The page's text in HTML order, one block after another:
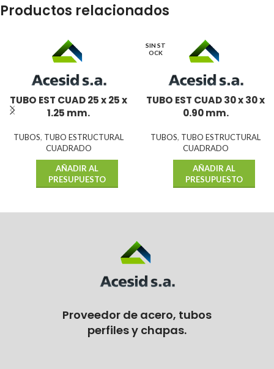
Productos relacionados
TUBO EST CUAD 25 x 25 x
1.25 mm.
TUBOS, TUBO ESTRUCTURAL
CUADRADO
AÑADIR AL
PRESUPUESTO
SIN ST
OCK
TUBO EST CUAD 30 x 30 x
0.90 mm.
TUBOS, TUBO ESTRUCTURAL
CUADRADO
AÑADIR AL
PRESUPUESTO
Proveedor de acero, tubos
perfiles y chapas.